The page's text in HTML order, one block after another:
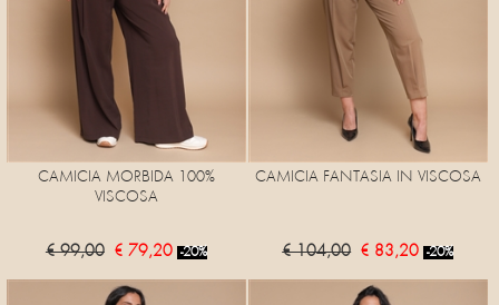
CAMICIA MORBIDA 100%
VISCOSA
€ 99,00 € 79,20 -20%
CAMICIA FANTASIA IN VISCOSA
€ 104,00 € 83,20 -20%